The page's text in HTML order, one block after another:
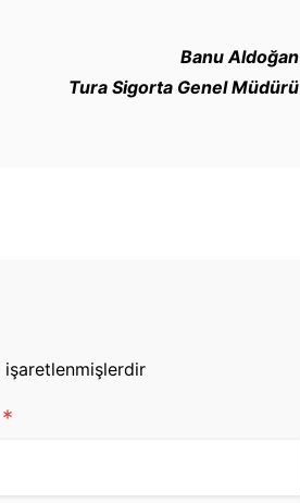
Banu Aldoğan
Tura Sigorta Genel Müdürü
işaretlenmişlerdir
*